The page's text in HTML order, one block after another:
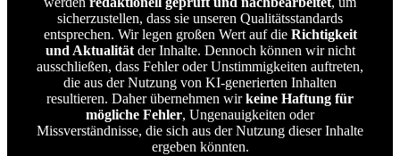
sicherzustellen, dass sie unseren Qualitätsstandards
entsprechen. Wir legen großen Wert auf die Richtigkeit
und Aktualitätder Inhalte. Dennoch können wir nicht
ausschließen, dass Fehler oder Unstimmigkeiten auftreten,
die aus der Nutzung von KI-generierten Inhalten
resultieren. Daher übernehmen wirkeine Haftung für
mögliche Fehler, Ungenauigkeiten oder
Missverständnisse, die sich aus der Nutzung dieser Inhalte
ergeben könnten.